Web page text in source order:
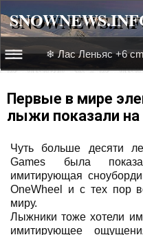
☰☰
Веб-камеры
Лыжное видео
❄ Лас Леньяс +6
Первые в мире
лыжи показали на
Чуть больше десяти
Games была
имитирующая
OneWheel и с тех пор
миру.
Лыжники тоже хотели
имитирующее